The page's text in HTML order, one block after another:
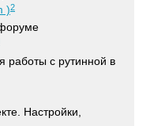
)2
работы с рутинной в
Настройки,